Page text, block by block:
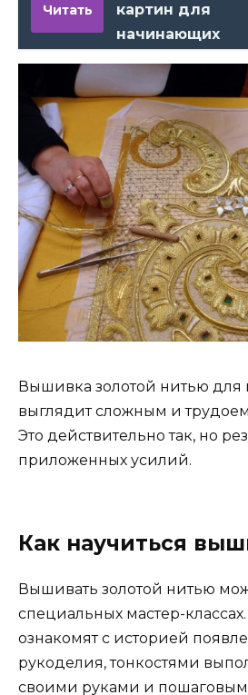
Читать
картин для
начинающих
Вышивка золотой нитью
выглядит сложным и
Это действительно так, но
приложенных усилий.
Как научиться
Вышивать золотой нитью
специальных мастер-
ознакомят с историей
рукоделия, тонкостями
своими руками и пошаговым